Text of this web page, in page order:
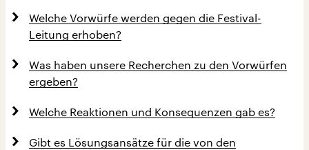
Welche Vorwürfe werden gegen die Festival-
Leitung erhoben?
Was haben unsere Recherchen zu den Vorwürfen
ergeben?
Welche Reaktionen und Konsequenzen gab es?
Gibt es Lösungsansätze für die von den